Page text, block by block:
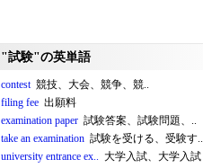
"試験"の英単語
contest競技、大会、競争、競..
filing fee 出願料
examination paper 試験答案、試験問題、..
take an examination 試験を受ける、受験す..
university entrance ex.. 大学入試、大学入試